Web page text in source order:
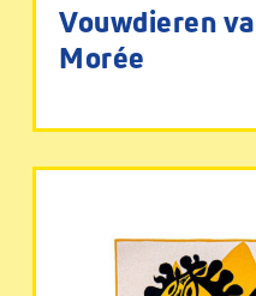
Vouwdieren
Morée